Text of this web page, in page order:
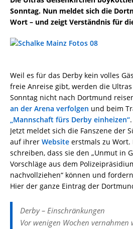
Sonntag. Nun meldet sich die
Wort – und zeigt Verständnis für
Weil es für das Derby kein volles
freie Anreise gibt, werden die
Sonntag nicht nach Dortmund
an der Arena verfolgen und beim
„Mannschaft fürs Derby einheizen“.
Jetzt meldet sich die Fanszene der
auf ihrer Website erstmals zu
schreiben, dass sie den „Unmut in
Vorschläge aus dem
nachvollziehen“ können und
Hier der ganze Eintrag der
Derby – Einschränkungen
Vor wenigen Wochen